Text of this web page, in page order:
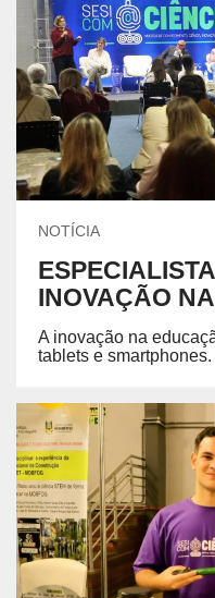
NOTÍCIA
INOVAÇÃO
A inovação na
tablets e smartphones.